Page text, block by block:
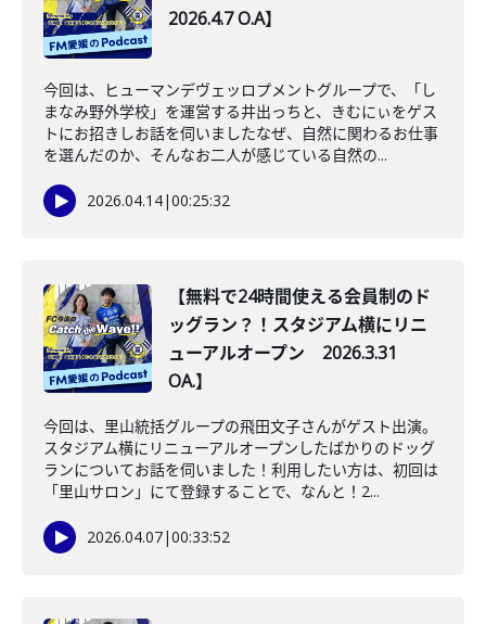
2026.4.7 O.A】
今回は、ヒューマンデヴェッロプメントグループで、「し
まなみ野外学校」を運営する井出っちと、きむにぃをゲス
トにお招きしお話を伺いましたなぜ、自然に関わるお仕事
を選んだのか、そんなお二人が感じている自然の...
2026.04.14|00:25:32
【無料で24時間使える会員制のド
ッグラン？！スタジアム横にリニ
ューアルオープン 2026.3.31
OA.】
今回は、里山統括グループの飛田文子さんがゲスト出演。
スタジアム横にリニューアルオープンしたばかりのドッグ
ランについてお話を伺いました！利用したい方は、初回は
「里山サロン」にて登録することで、なんと！2...
2026.04.07|00:33:52